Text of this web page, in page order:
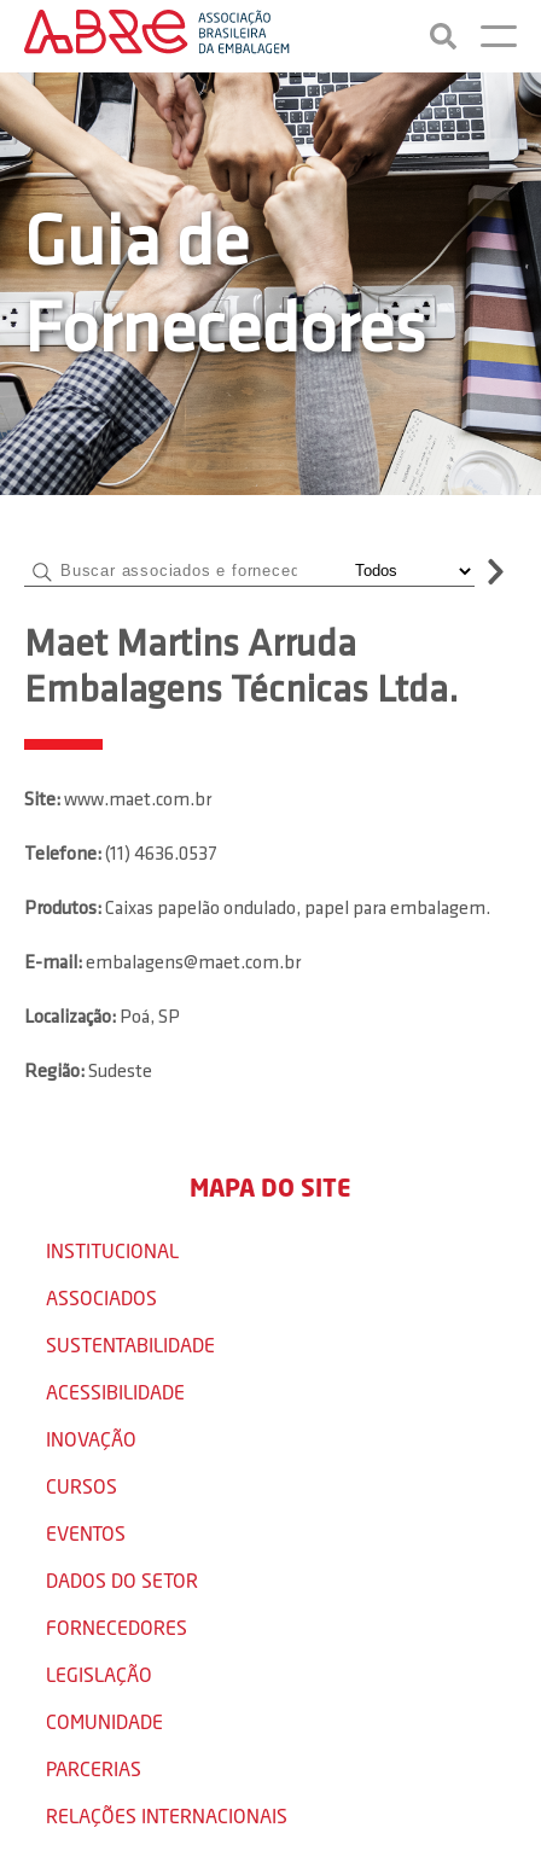
Guia de
Fornecedores
Maet Martins Arruda
Embalagens Técnicas Ltda.
Site:www.maet.com.br
Telefone:(11) 4636.0537
Produtos:Caixas papelão ondulado, papel para embalagem.
E-mail:embalagens@maet.com.br
Localização: Poá, SP
Região:Sudeste
MAPA DO SITE
INSTITUCIONAL
ASSOCIADOS
SUSTENTABILIDADE
ACESSIBILIDADE
INOVAÇÃO
CURSOS
EVENTOS
DADOS DO SETOR
FORNECEDORES
LEGISLAÇÃO
COMUNIDADE
PARCERIAS
RELAÇÕES INTERNACIONAIS